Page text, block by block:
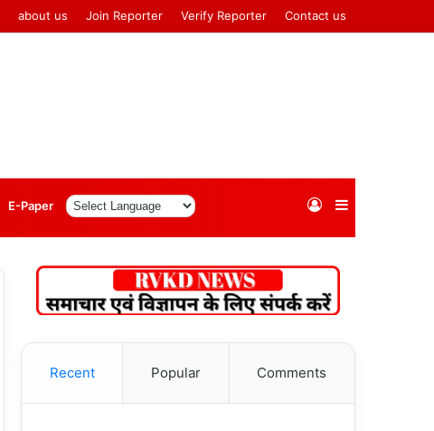
about us Join Reporter Verify Reporter Contact us
E-Paper Sidebar
Log
Recent Popular Comments